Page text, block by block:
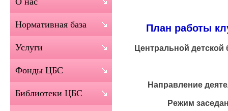
План работы
Центральной
Направление
Режим
Нормативная база
Услуги
Фонды ЦБС
Библиотеки ЦБС